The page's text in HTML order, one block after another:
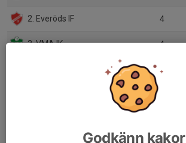
2. Everöds IF 4
3. VMA IK 4
4
Godkänn kakor